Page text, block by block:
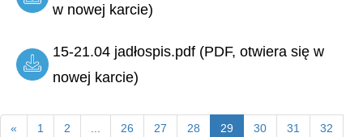
w nowej karcie)
15-21.04 jadłospis.pdf (PDF, otwiera się w
nowej karcie)
« 1 2 26 27 28 29 30 31 32